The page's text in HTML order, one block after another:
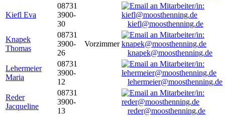
Kiefl Eva
08731
3900-
30
kiefl@moosthenning.de
Knapek
Thomas
08731
3900-
26
Vorzimmer
knapek@moosthenning.de
Lehermeier
Maria
08731
3900-
12
lehermeier@moosthenning.de
Reder
Jacqueline
08731
3900-
13
reder@moosthenning.de